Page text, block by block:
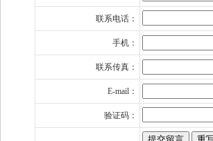
联系电话：
手机：
联系传真：
E-mail：
验证码：